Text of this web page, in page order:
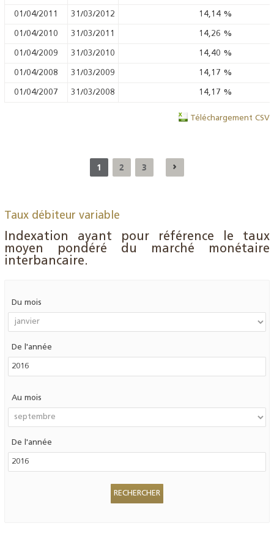
01/04/2011 31/03/2012 14,14 %
01/04/2010 31/03/2011 14,26 %
01/04/2009 31/03/2010 14,40 %
01/04/2008 31/03/2009 14,17 %
01/04/2007 31/03/2008 14,17 %
Téléchargement CSV
1 2 3
Taux débiteur variable
Indexation ayant pour référence le taux
moyen pondéré du marché monétaire
interbancaire.
Du mois
De l'année
Au mois
De l'année